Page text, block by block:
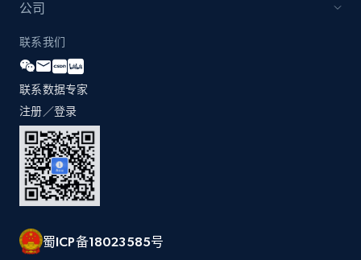
more.
2.1K+
Amazon products global dataset -
Collecting products by keyword search
Title, Seller name, Brand, Description, Initial
price, Currency, Availability, Reviews count, and
公司
联系我们
联系数据专家
注册／登录
蜀ICP备18023585号